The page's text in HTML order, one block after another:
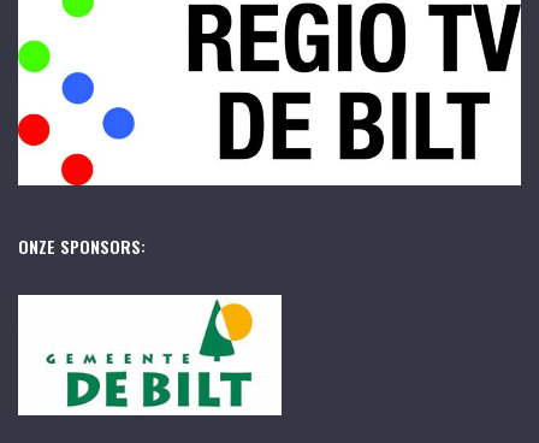
ONZE SPONSORS: